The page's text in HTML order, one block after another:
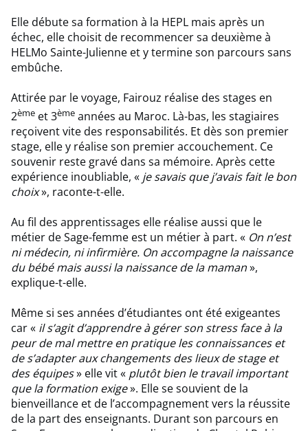
Elle débute sa formation à la HEPL mais après un
échec, elle choisit de recommencer sa deuxième à
HELMo Sainte-Julienne et y termine son parcours sans
embûche.
Attirée par le voyage, Fairouz réalise des stages en
2ème et 3ème années au Maroc. Là-bas, les stagiaires
reçoivent vite des responsabilités. Et dès son premier
stage, elle y réalise son premier accouchement. Ce
souvenir reste gravé dans sa mémoire. Après cette
expérience inoubliable, « je savais que j’avais fait le bon
choix», raconte-t-elle.
Au fil des apprentissages elle réalise aussi que le
métier de Sage-femme est un métier à part. « On n’est
ni médecin, ni infirmière. On accompagne la naissance
du bébé mais aussi la naissance de la maman»,
explique-t-elle.
Même si ses années d’étudiantes ont été exigeantes
car « il s’agit d’apprendre à gérer son stress face à la
peur de mal mettre en pratique les connaissances et
de s’adapter aux changements des lieux de stage et
des équipes» elle vit « plutôt bien le travail important
que la formation exige». Elle se souvient de la
bienveillance et de l’accompagnement vers la réussite
de la part des enseignants. Durant son parcours en